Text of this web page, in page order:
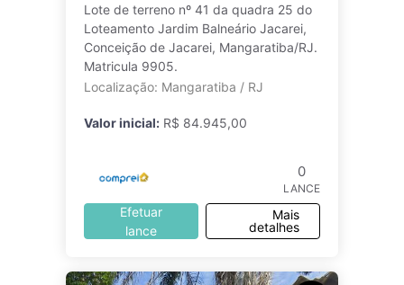
Lote de terreno nº 41 da quadra 25 do
Loteamento Jardim Balneário Jacarei,
Conceição de Jacarei, Mangaratiba/RJ.
Matricula 9905.
Localização: Mangaratiba / RJ
Valor inicial: R$ 84.945,00
0
LANCE
Efetuar
lance
Mais
detalhes